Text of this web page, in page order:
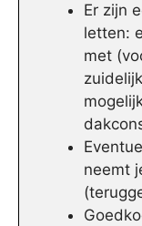
Er zijn
letten:
met
neemt